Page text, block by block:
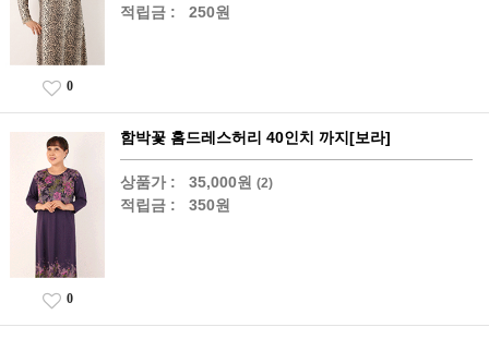
적립금 : 250원
0
함박꽃 홈드레스허리 40인치 까지[보라]
상품가 : 35,000원 (2)
적립금 : 350원
0